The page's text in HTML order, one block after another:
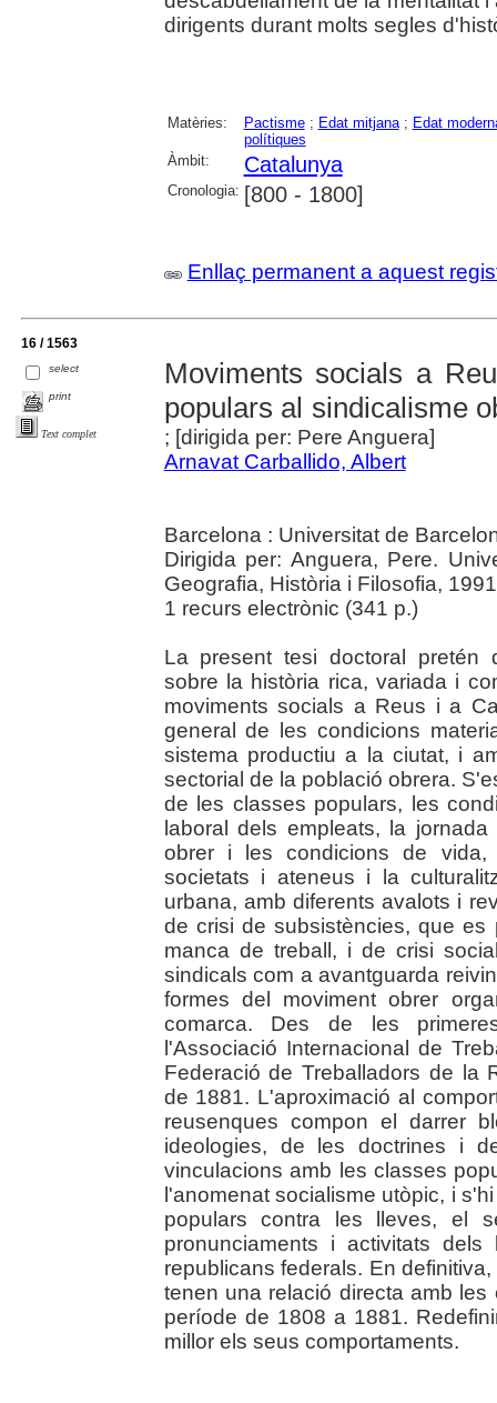
dirigents durant molts segles
Matèries: Pactisme; Edat mitjana; Edat
polítiques
Àmbit:
Catalunya
Cronologia: [800 - 1800]
Enllaç permanent a aquest
16 / 1563
select
print
Text complet
Moviments socials a
populars al sindicalisme
; [dirigida per: Pere Anguera]
Arnavat Carballido, Albert
Barcelona : Universitat de
Dirigida per: Anguera, Pere.
Geografia, Història i Filosofia, 1991
1 recurs electrònic (341 p.)
La present tesi doctoral pretén
sobre la història rica, variada i
moviments socials a Reus i a
general de les condicions
sistema productiu a la ciutat, i
sectorial de la població obrera.
de les classes populars, les
laboral dels empleats, la
obrer i les condicions de vida,
societats i ateneus i la
urbana, amb diferents avalots i
de crisi de subsistències, que
manca de treball, i de crisi
sindicals com a avantguarda
formes del moviment obrer
comarca. Des de les
l'Associació Internacional de
Federació de Treballadors de la
de 1881. L'aproximació al
reusenques compon el darrer
ideologies, de les doctrines i
vinculacions amb les classes
l'anomenat socialisme utòpic, i
populars contra les lleves, el
pronunciaments i activitats dels
republicans federals. En
tenen una relació directa amb
període de 1808 a 1881.
millor els seus comportaments.